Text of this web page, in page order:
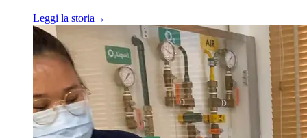
Leggi la storia →